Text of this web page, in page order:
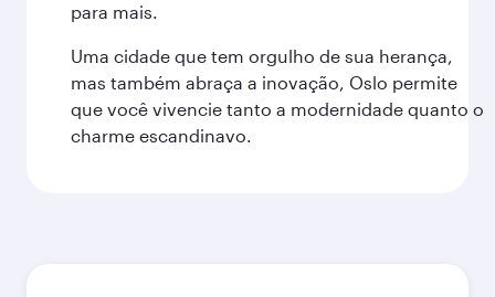
para mais.
Uma cidade que tem orgulho de sua herança,
mas também abraça a inovação, Oslo permite
que você vivencie tanto a modernidade quanto o
charme escandinavo.